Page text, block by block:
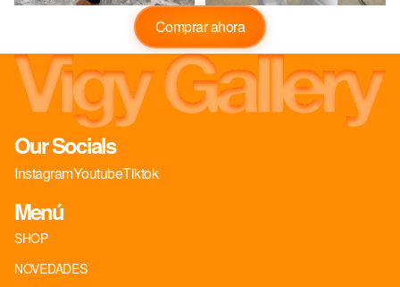
Comprar ahora
Our Socials
InstagramYoutubeTiktok
Menú
SHOP
NOVEDADES